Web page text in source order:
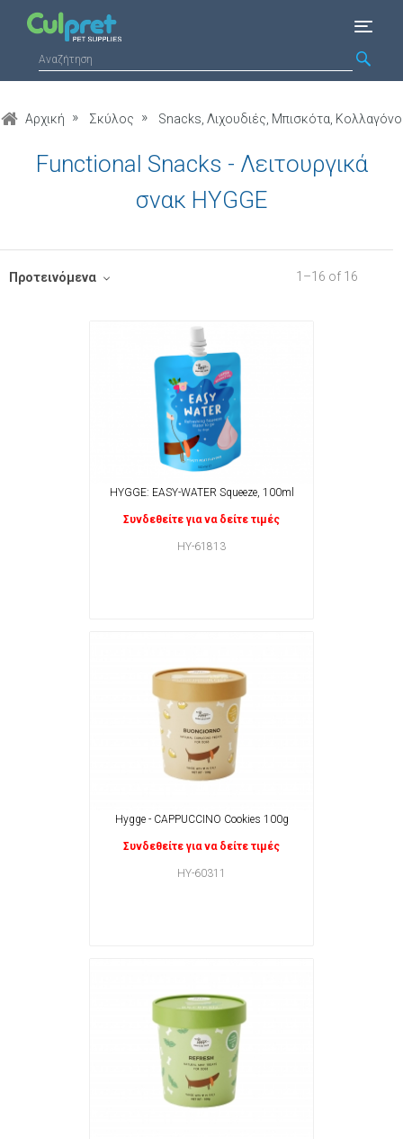
Αρχική Σκύλος Snacks, Λιχουδιές, Μπισκότα, Κολλαγόνο
Functional Snacks - Λειτουργικά
σνακ HYGGE
1 –16 of 16
Προτεινόμενα
HYGGE: EASY-WATER Squeeze, 100ml
Συνδεθείτε για να δείτε τιμές
HY-61813
Hygge - CAPPUCCINO Cookies 100g
Συνδεθείτε για να δείτε τιμές
HY-60311